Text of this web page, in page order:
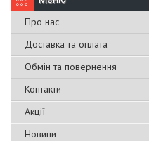
Про нас
Доставка та оплата
Обмін та повернення
Контакти
Акції
Новини